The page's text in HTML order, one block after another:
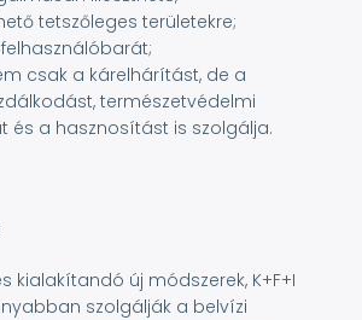
tetszőleges területekre;
csak a kárelhárítást, de a
természetvédelmi
és a hasznosítást is szolgálja.
kialakítandó új módszerek, K+F+I
szolgálják a belvízi